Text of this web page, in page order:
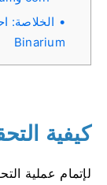
الخلاصة:
Binarium
كيفية
لإتمام عملية